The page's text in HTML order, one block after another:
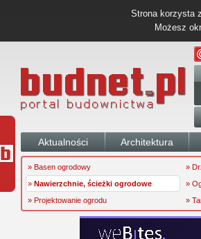
Strona korzysta
Możesz
Aktualności Architektura
» Basen ogrodowy
»
» Nawierzchnie, ścieżki ogrodowe
»
» Projektowanie ogrodu
»